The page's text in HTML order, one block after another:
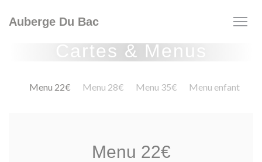
Auberge Du Bac
Cartes & Menus
Menu 22€ Menu 28€ Menu 35€ Menu enfant
Menu 22€